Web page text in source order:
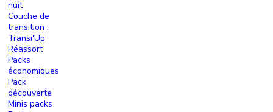
nuit
Couche de
transition :
Transi'Up
Réassort
Packs
économiques
Pack
découverte
Minis packs